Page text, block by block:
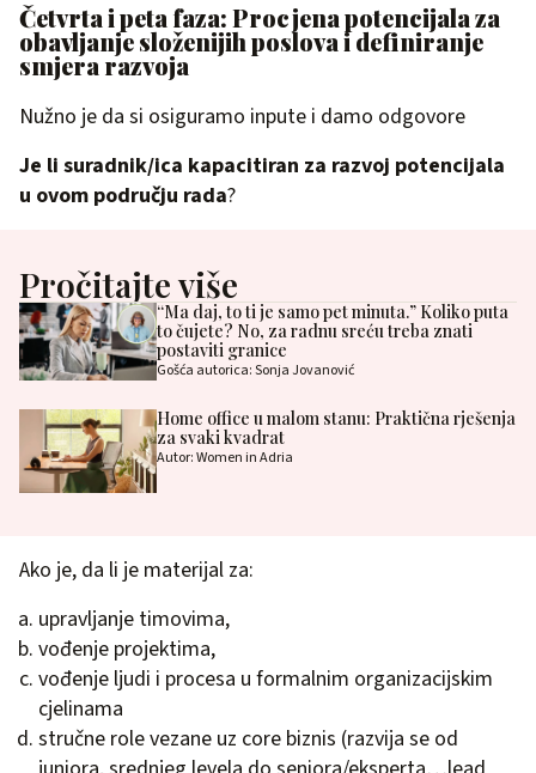
Četvrta i peta faza: Procjena potencijala za
obavljanje složenijih poslova i definiranje
smjera razvoja
Nužno je da si osiguramo inpute i damo odgovore
Je li suradnik/ica kapacitiran za razvoj potencijala
u ovom području rada?
Pročitajte više
“Ma daj, to ti je samo pet minuta.” Koliko puta
to čujete? No, za radnu sreću treba znati
postaviti granice
Gošća autorica: Sonja Jovanović
Home office u malom stanu: Praktična rješenja
za svaki kvadrat
Autor: Women in Adria
Ako je, da li je materijal za:
upravljanje timovima,
vođenje projektima,
vođenje ljudi i procesa u formalnim organizacijskim
cjelinama
stručne role vezane uz core biznis (razvija se od